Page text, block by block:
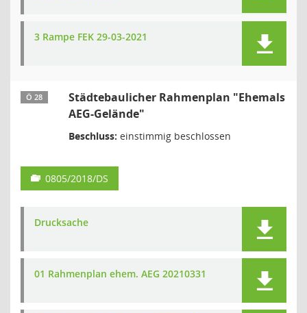
3 Rampe FEK 29-03-2021
Ö 28
Städtebaulicher Rahmenplan "Ehemals
AEG-Gelände"
Beschluss: einstimmig beschlossen
0805/2018/DS
Drucksache
01 Rahmenplan ehem. AEG 20210331